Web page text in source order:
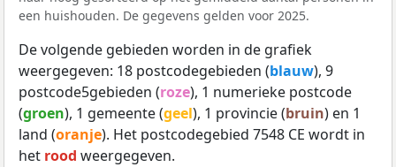
een huishouden. De gegevens gelden voor 2025.
De volgende gebieden worden in de grafiek
weergegeven: 18 postcodegebieden (blauw), 9
postcode5gebieden (roze), 1 numerieke postcode
(groen), 1 gemeente (geel), 1 provincie (bruin) en 1
land (oranje). Het postcodegebied 7548 CE wordt in
het rood weergegeven.